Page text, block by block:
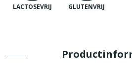
LACTOSEVRIJ GLUTENVRIJ